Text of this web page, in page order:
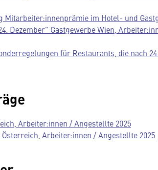
Mitarbeiter:innenprämie im Hotel- und
Dezember" Gastgewerbe Wien,
für Restaurants, die nach
Arbeiter:innen / Angestellte 2025
Arbeiter:innen / Angestellte 2025